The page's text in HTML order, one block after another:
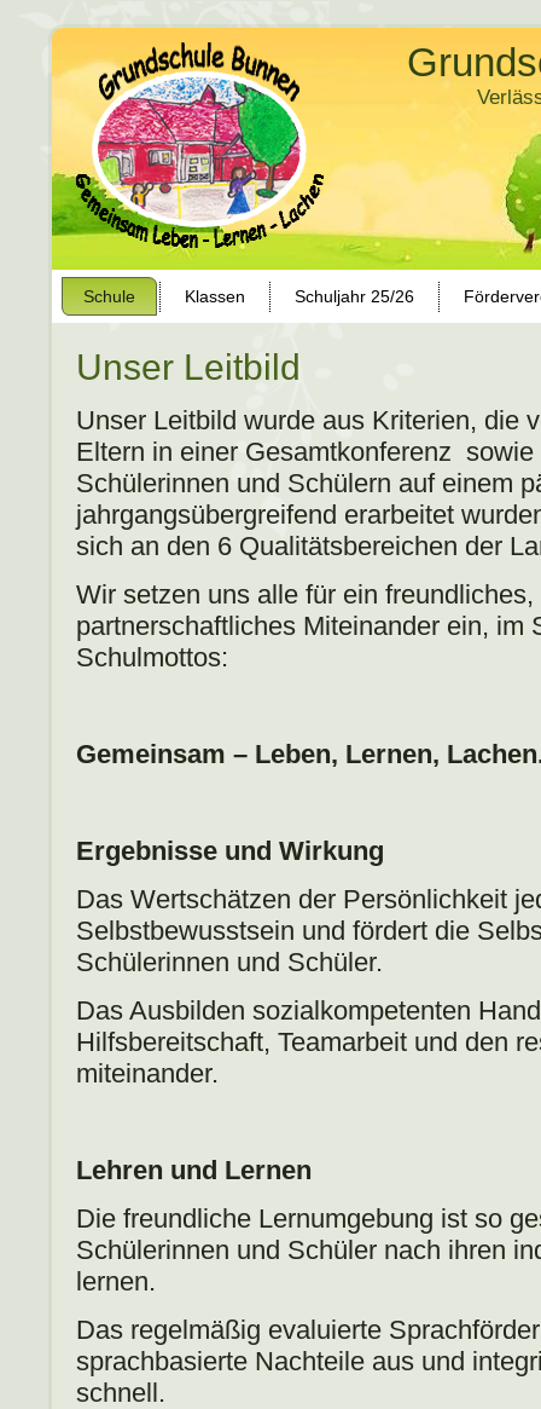
Schule Klassen Schuljahr 25/26
Unser Leitbild
Unser Leitbild wurde aus Kriterien, die
Eltern in einer Gesamtkonferenz sowie
Schülerinnen und Schülern auf einem
jahrgangsübergreifend erarbeitet
sich an den 6 Qualitätsbereichen der
Wir setzen uns alle für ein
partnerschaftliches Miteinander ein, im
Schulmottos:
Gemeinsam – Leben, Lernen,
Ergebnisse und Wirkung
Das Wertschätzen der Persönlichkeit
Selbstbewusstsein und fördert die
Schülerinnen und Schüler.
Das Ausbilden sozialkompetenten
Hilfsbereitschaft, Teamarbeit und den
miteinander.
Lehren und Lernen
Die freundliche Lernumgebung ist so
Schülerinnen und Schüler nach ihren
lernen.
Das regelmäßig evaluierte
sprachbasierte Nachteile aus und
schnell.